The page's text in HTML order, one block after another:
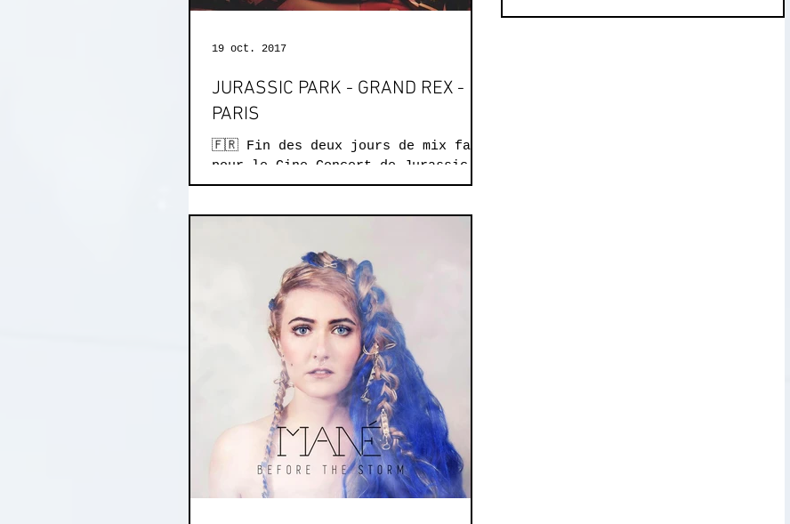
JURASSIC PARK - GRAND REX -
PARIS
🇫🇷 Fin des deux jours de mix face
pour le Cine-Concert de Jurassic
Park au Grand Rex, Plus de 70
19 oct. 2017